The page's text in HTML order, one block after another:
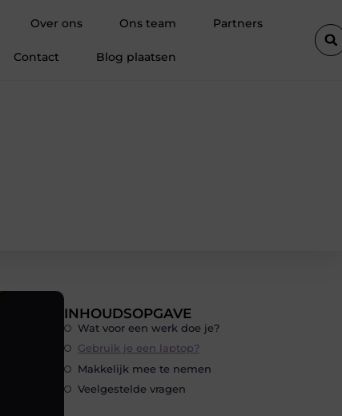
Over ons Ons team Partners
Contact Blog plaatsen
INHOUDSOPGAVE
Wat voor een werk doe je?
Gebruik je een laptop?
Makkelijk mee te nemen
Veelgestelde vragen